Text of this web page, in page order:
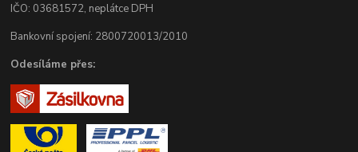
IČO: 03681572, neplátce DPH
Bankovní spojení: 2800720013/2010
Odesíláme přes: